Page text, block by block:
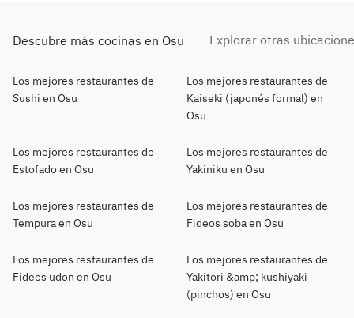
Descubre más cocinas en Osu Explorar otras
Los mejores restaurantes de
Sushi en Osu
Los mejores restaurantes de
Kaiseki (japonés formal) en
Osu
Los mejores restaurantes de
Estofado en Osu
Los mejores restaurantes de
Yakiniku en Osu
Los mejores restaurantes de
Tempura en Osu
Los mejores restaurantes de
Fideos soba en Osu
Los mejores restaurantes de
Fideos udon en Osu
Los mejores restaurantes de
Yakitori &amp; kushiyaki
(pinchos) en Osu